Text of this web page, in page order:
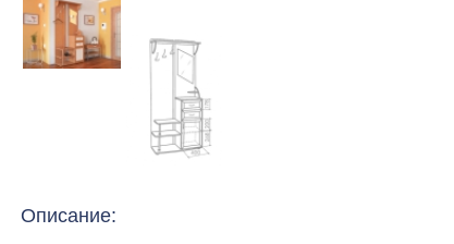
Описание: